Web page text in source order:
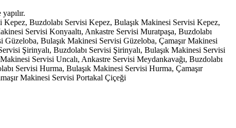
Buzdolabı Servisi Kepez, Bulaşık Makinesi Servisi Kepez,
Servisi Konyaaltı, Ankastre Servisi Muratpaşa, Buzdolabı
Bulaşık Makinesi Servisi Güzeloba, Çamaşır Makinesi
Şirinyalı, Buzdolabı Servisi Şirinyalı, Bulaşık Makinesi Servisi
Servisi Uncalı, Ankastre Servisi Meydankavağı, Buzdolabı
Servisi Hurma, Bulaşık Makinesi Servisi Hurma, Çamaşır
Makinesi Servisi Portakal Çiçeği